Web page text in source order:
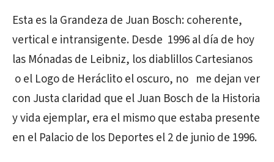
Esta es la Grandeza de Juan Bosch: coherente,
vertical e intransigente. Desde 1996 al día de hoy
las Mónadas de Leibniz, los diablillos Cartesianos
o el Logo de Heráclito el oscuro, no me dejan ver
con Justa claridad que el Juan Bosch de la Historia
y vida ejemplar, era el mismo que estaba presente
en el Palacio de los Deportes el 2 de junio de 1996.